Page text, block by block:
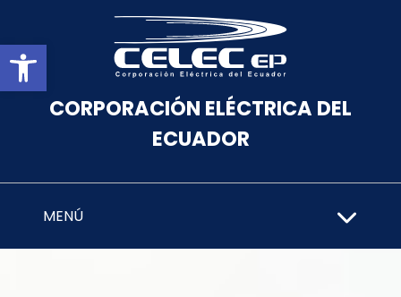
Abrir barra de herramientas
CORPORACIÓN ELÉCTRICA DEL
ECUADOR
MENÚ